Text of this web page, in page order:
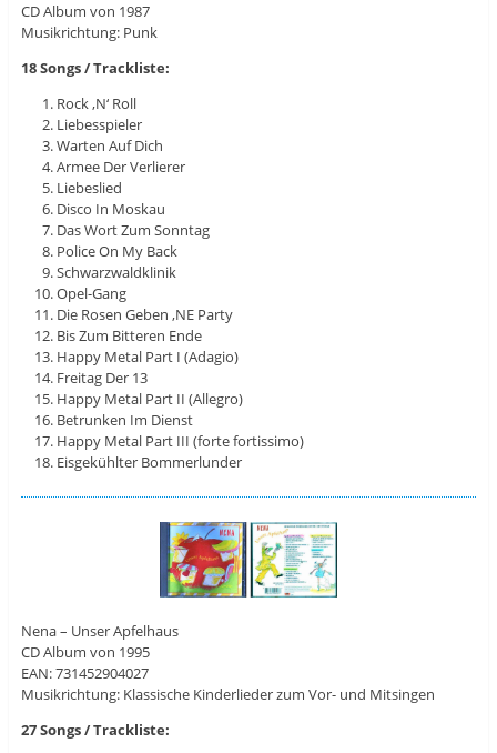
CD Album von 1987
Musikrichtung: Punk
18 Songs / Trackliste:
Rock ‚N‘ Roll
Liebesspieler
Warten Auf Dich
Armee Der Verlierer
Liebeslied
Disco In Moskau
Das Wort Zum Sonntag
Police On My Back
Schwarzwaldklinik
Opel-Gang
Die Rosen Geben ‚NE Party
Bis Zum Bitteren Ende
Happy Metal Part I (Adagio)
Freitag Der 13
Happy Metal Part II (Allegro)
Betrunken Im Dienst
Happy Metal Part III (forte fortissimo)
Eisgekühlter Bommerlunder
Nena – Unser Apfelhaus
CD Album von 1995
EAN: 731452904027
Musikrichtung: Klassische Kinderlieder zum Vor- und Mitsingen
27 Songs / Trackliste: